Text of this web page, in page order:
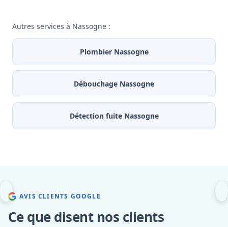
Autres services à Nassogne :
Plombier Nassogne
Débouchage Nassogne
Détection fuite Nassogne
AVIS CLIENTS GOOGLE
Ce que disent nos clients